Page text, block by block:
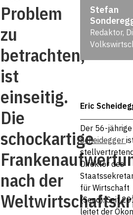
Problem
zu
betrachten,
ist
einseitig.
Die
schockartige
nach der
Stefan
Redaktor,
Eric
Der 56-jährige
Scheidegger
Direktor des
für Wirtschaft
(Seco). Seit
leitet der